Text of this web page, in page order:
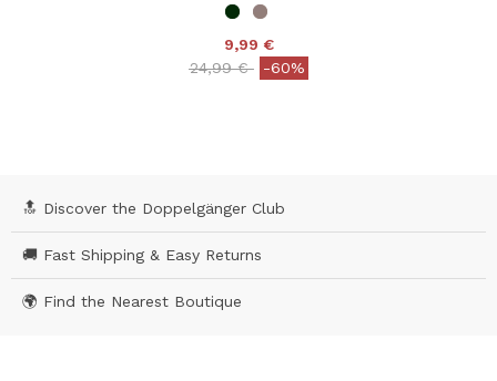
9,99 €
Price reduced from
24,99 €to-60%
🔝 Discover the Doppelgänger Club
🚚 Fast Shipping & Easy Returns
🌍 Find the Nearest Boutique